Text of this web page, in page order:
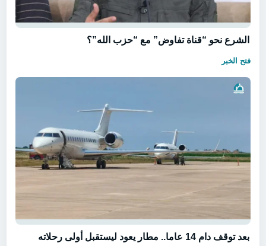
الشرع نحو “قناة تفاوض” مع “حزب الله”؟
فتح الخبر
بعد توقف دام 14 عاما.. مطار يعود ليستقبل أولى رحلاته